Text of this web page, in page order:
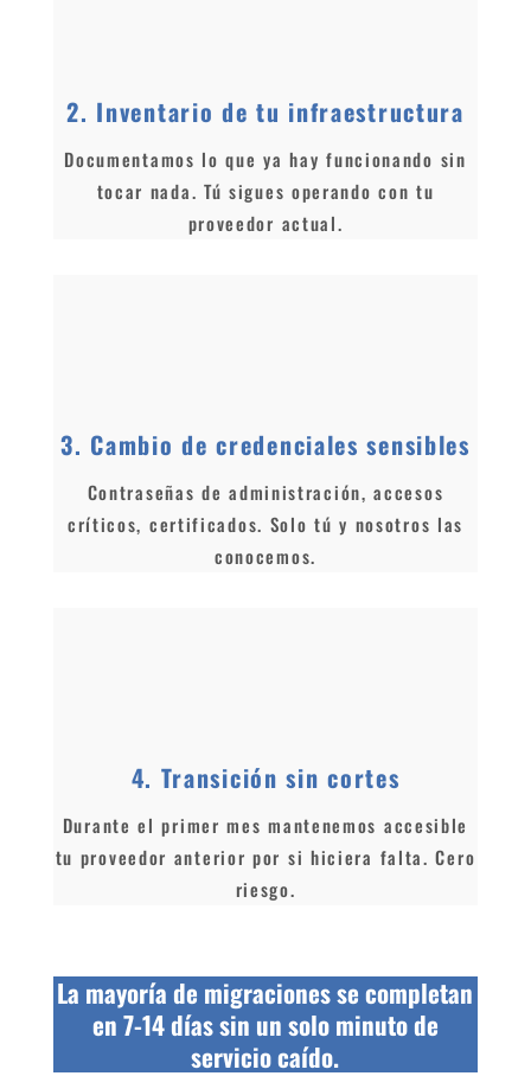
2. Inventario de tu infraestructura
Documentamos lo que ya hay funcionando sin
tocar nada. Tú sigues operando con tu
proveedor actual.
3. Cambio de credenciales sensibles
Contraseñas de administración, accesos
críticos, certificados. Solo tú y nosotros las
conocemos.
4. Transición sin cortes
Durante el primer mes mantenemos accesible
tu proveedor anterior por si hiciera falta. Cero
riesgo.
La mayoría de migraciones se completan
en 7-14 días sin un solo minuto de
servicio caído.